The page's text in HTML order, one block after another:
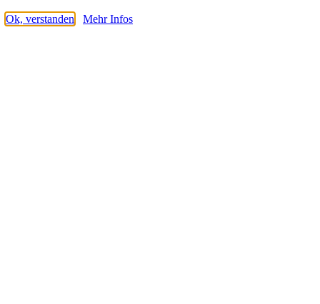
Ok, verstanden Mehr Infos